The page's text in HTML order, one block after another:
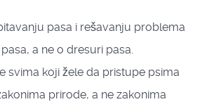
pasa i rešavanju problema
a ne o dresuri pasa.
svima koji žele da pristupe psima
prirode, a ne zakonima